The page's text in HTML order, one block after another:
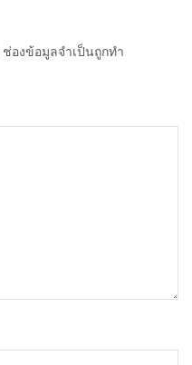
ช่องข้อมูลจำเป็นถูกทำ